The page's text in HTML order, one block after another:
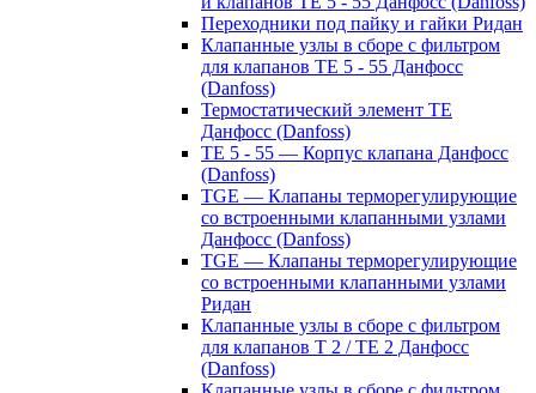
Переходники под пайку и гайки Ридан
Клапанные узлы в сборе с фильтром
для клапанов TE 5 - 55 Данфосс
(Danfoss)
Термостатический элемент TE
Данфосс (Danfoss)
TE 5 - 55 — Корпус клапана Данфосс
(Danfoss)
TGE — Клапаны терморегулирующие
со встроенными клапанными узлами
Данфосс (Danfoss)
TGE — Клапаны терморегулирующие
со встроенными клапанными узлами
Ридан
Клапанные узлы в сборе с фильтром
для клапанов T 2 / TE 2 Данфосс
(Danfoss)